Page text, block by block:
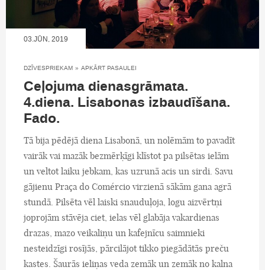
03.JŪN, 2019
DZĪVESPRIEKAM » APKĀRT PASAULEI
Ceļojuma dienasgrāmata.
4.diena. Lisabonas izbaudīšana.
Fado.
Tā bija pēdējā diena Lisabonā, un nolēmām to pavadīt
vairāk vai mazāk bezmērķīgi klīstot pa pilsētas ielām
un veltot laiku jebkam, kas uzrunā acis un sirdi. Savu
gājienu Praça do Comércio virzienā sākām gana agrā
stundā. Pilsēta vēl laiski snauduļoja, logu aizvērtņi
joprojām stāvēja ciet, ielas vēl glabāja vakardienas
drazas, mazo veikaliņu un kafejnīcu saimnieki
nesteidzīgi rosījās, pārcilājot tikko piegādātās preču
kastes. Šaurās ieliņas veda zemāk un zemāk no kalna